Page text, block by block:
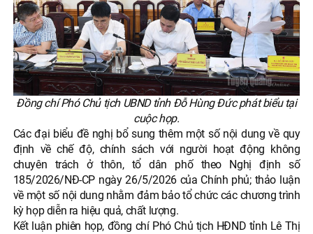
Đồng chí Phó Chủ tịch UBND tỉnh Đỗ Hùng Đức phát biểu tại
cuộc họp.
Các đại biểu đề nghị bổ sung thêm một số nội dung về quy
định về chế độ, chính sách với người hoạt động không
chuyên trách ở thôn, tổ dân phố theo Nghị định số
185/2026/NĐ-CP ngày 26/5/2026 của Chính phủ; thảo luận
về một số nội dung nhằm đảm bảo tổ chức các chương trình
kỳ họp diễn ra hiệu quả, chất lượng.
Kết luận phiên họp, đồng chí Phó Chủ tịch HĐND tỉnh Lê Thị